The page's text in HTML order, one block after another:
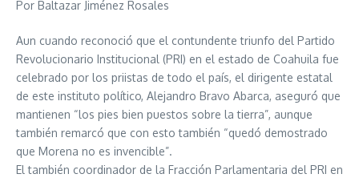
Por Baltazar Jiménez Rosales
Aun cuando reconoció que el contundente triunfo del Partido
Revolucionario Institucional (PRI) en el estado de Coahuila fue
celebrado por los priistas de todo el país, el dirigente estatal
de este instituto político, Alejandro Bravo Abarca, aseguró que
mantienen “los pies bien puestos sobre la tierra”, aunque
también remarcó que con esto también “quedó demostrado
que Morena no es invencible”.
El también coordinador de la Fracción Parlamentaria del PRI en